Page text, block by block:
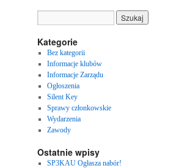
Kategorie
Bez kategorii
Informacje klubów
Informacje Zarządu
Ogłoszenia
Silent Key
Sprawy członkowskie
Wydarzenia
Zawody
Ostatnie wpisy
SP3KAU Ogłasza nabór!